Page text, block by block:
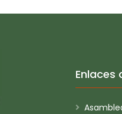
Enlaces